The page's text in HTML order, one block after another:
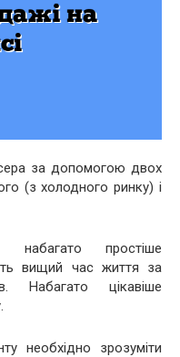
за допомогою двох
(з холодного ринку) і
набагато простіше
вищий час життя за
Набагато цікавіше
необхідно зрозуміти